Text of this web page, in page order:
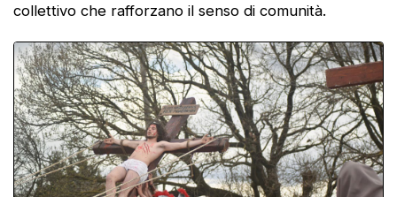
collettivo che rafforzano il senso di comunità.